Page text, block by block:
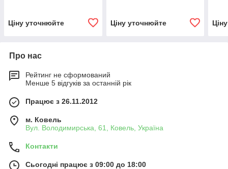
Ціну уточнюйте Ціну уточнюйте
Про нас
Рейтинг не сформований
Менше 5 відгуків за останній рік
Працює з 26.11.2012
м. Ковель
Вул. Володимирська, 61, Ковель, Україна
Контакти
Сьогодні працює з 09:00 до 18:00